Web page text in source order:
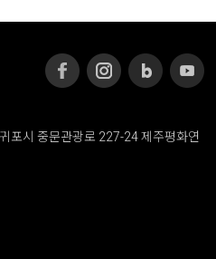
포시 중문관광로 227-24 제주평화연